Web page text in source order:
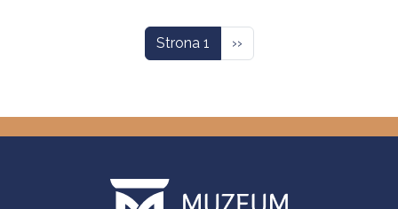
Strona 1 Następna strona
››